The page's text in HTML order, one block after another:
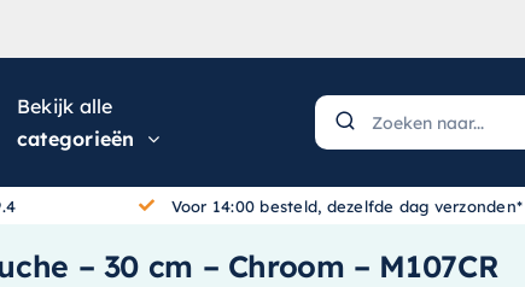
Bekijk alle
categorieën
Voor 14:00 besteld, dezelfde dag verzonden*
– 30 cm – Chroom – M107CR